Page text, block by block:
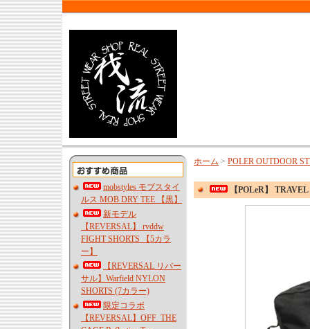
mobstyles モブスタイ
ルス MOB DRY TEE 【黒】
新モデル
【REVERSAL】 rvddw
FIGHT SHORTS 【5カラ
ー】
【REVERSAL リバー
サル】Warfield NYLON
SHORTS (7カラー)
限定コラボ
【REVERSAL】OFF_THE
ホーム > POLER OUTDOOR
【POLeR】